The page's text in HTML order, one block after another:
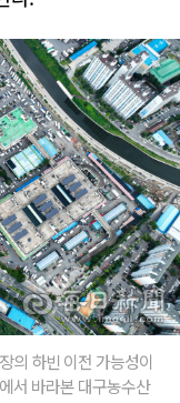
의 하빈 이전 가능성이
서 바라본 대구농수산